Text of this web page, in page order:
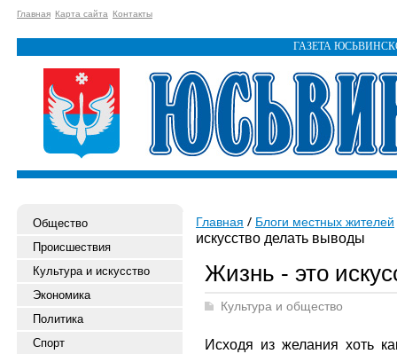
Главная Карта сайта Контакты
ГАЗЕТА
Общество
Происшествия
Культура и искусство
Экономика
Политика
Спорт
Главная Блоги местных жителей
искусство делать выводы
Жизнь - это
Культура и общество
Исходя из желания хоть